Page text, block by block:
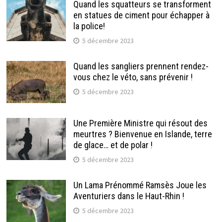
Quand les squatteurs se transforment
en statues de ciment pour échapper à
la police!
5 décembre 2023
Quand les sangliers prennent rendez-
vous chez le véto, sans prévenir !
5 décembre 2023
Une Première Ministre qui résout des
meurtres ? Bienvenue en Islande, terre
de glace… et de polar !
5 décembre 2023
Un Lama Prénommé Ramsès Joue les
Aventuriers dans le Haut-Rhin !
5 décembre 2023